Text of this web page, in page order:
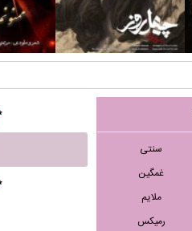
سنتی
غمگین
ملایم
رمیکس